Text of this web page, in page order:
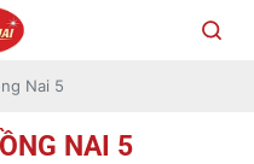
Nai 5
NAI 5